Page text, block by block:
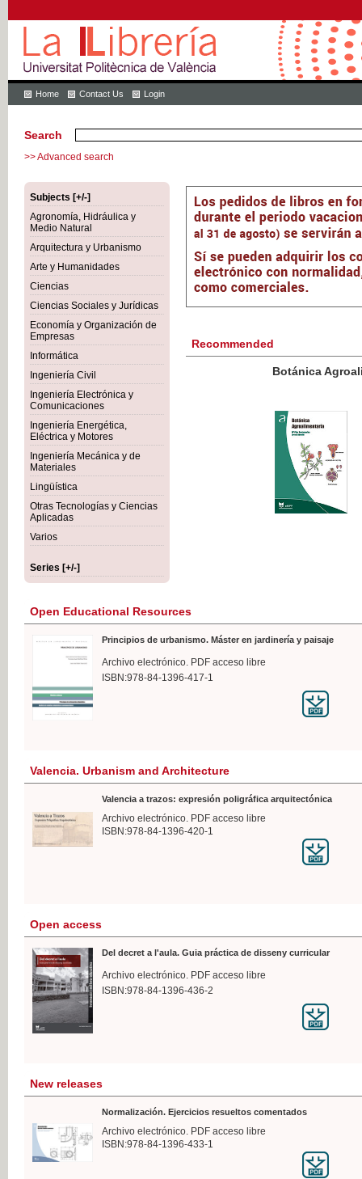
Home Contact Us Login
Search
>> Advanced search
Subjects [+/-]
Agronomía, Hidráulica y
Medio Natural
Arquitectura y Urbanismo
Arte y Humanidades
Ciencias
Ciencias Sociales y Jurídicas
Economía y Organización de
Empresas
Informática
Ingeniería Civil
Ingeniería Electrónica y
Comunicaciones
Ingeniería Energética,
Eléctrica y Motores
Ingeniería Mecánica y de
Materiales
Lingüística
Otras Tecnologías y Ciencias
Aplicadas
Varios
Series [+/-]
Recommended
Botánica Agroalimentaria
VAT
Open Educational Resources
Principios de urbanismo. Máster en jardinería y paisaje
Archivo electrónico. PDF acceso libre
ISBN:978-84-1396-417-1
Valencia. Urbanism and Architecture
Valencia a trazos: expresión poligráfica arquitectónica
Archivo electrónico. PDF acceso libre
ISBN:978-84-1396-420-1
Open access
Del decret a l'aula. Guia práctica de disseny curricular
Archivo electrónico. PDF acceso libre
ISBN:978-84-1396-436-2
New releases
Normalización. Ejercicios resueltos comentados
Archivo electrónico. PDF acceso libre
ISBN:978-84-1396-433-1